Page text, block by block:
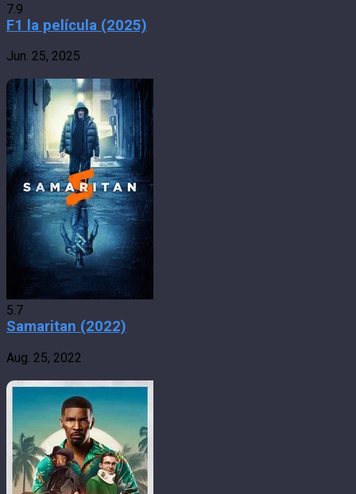
7.9
F1 la película (2025)
Jun. 25, 2025
5.7
Samaritan (2022)
Aug. 25, 2022